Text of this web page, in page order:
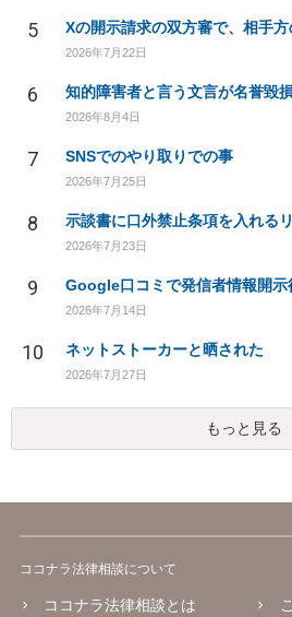
5
2026年7月22日
6
2026年8月4日
7 SNSでのやり取りでの事
2026年7月25日
8 示談書に口外禁止条項を入れる
2026年7月23日
9
2026年7月14日
10 ネットストーカーと晒された
2026年7月27日
もっと見る
ココナラ法律相談について
ココナラ法律相談とは